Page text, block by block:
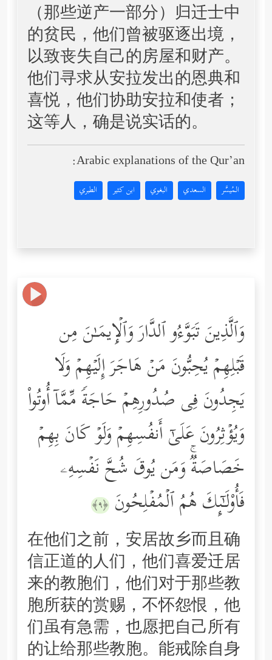
（那些逆产一部分）归迁士中
的贫民，他们曾被驱逐出境，
以致丧失自己的房屋和财产。
他们寻求从安拉发出的恩典和
喜悦，他们协助安拉和使者；
这等人，确是说实话的。
Arabic explanations of the Qur’an:
المُيسَّر السعدي البغوي ابن كثير الطبري
وَٱلَّذِینَ تَبَوَّءُو ٱلدَّارَ وَٱلۡإِیمَـٰنَ مِن
قَبۡلِهِمۡ یُحِبُّونَ مَنۡ هَاجَرَ إِلَیۡهِمۡ وَلَا
یَجِدُونَ فِی صُدُورِهِمۡ حَاجَةࣰ مِّمَّاۤ أُوتُواْ
وَیُؤۡثِرُونَ عَلَىٰۤ أَنفُسِهِمۡ وَلَوۡ كَانَ بِهِمۡ
خَصَاصَةࣱۚ وَمَن یُوقَ شُحَّ نَفۡسِهِۦ
فَأُوْلَـٰۤىِٕكَ هُمُ ٱلۡمُفۡلِحُونَ ﴿٩﴾
在他们之前，安居故乡而且确
信正道的人们，他们喜爱迁居
来的教胞们，他们对于那些教
胞所获的赏赐，不怀怨恨，他
们虽有急需，也愿把自己所有
的让给那些教胞。能戒除自身